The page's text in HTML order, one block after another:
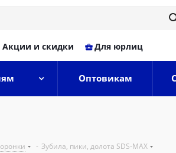
Акции и скидки Для юрлиц
Оптовикам
- Зубила, пики, долота SDS-MAX